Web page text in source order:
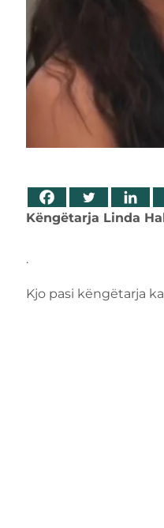
Këngëtarja Linda
.
Kjo pasi këngëtarja